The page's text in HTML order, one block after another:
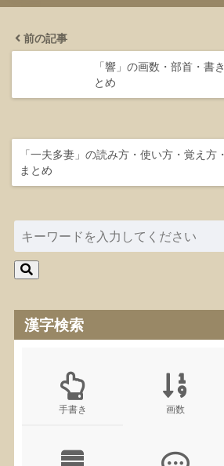
前の記事
「響」の画数・部首・書
とめ
「一夫多妻」の読み方・使い方・覚え方
まとめ
漢字検索
手書き 画数